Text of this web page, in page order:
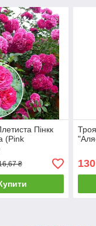
Пінкк
(Pink
₴ 130